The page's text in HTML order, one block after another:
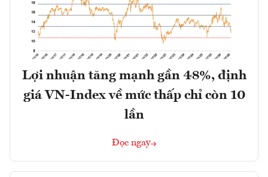
Lợi nhuận tăng mạnh gần 48%, định
giá VN-Index về mức thấp chỉ còn 10
lần
Đọc ngay